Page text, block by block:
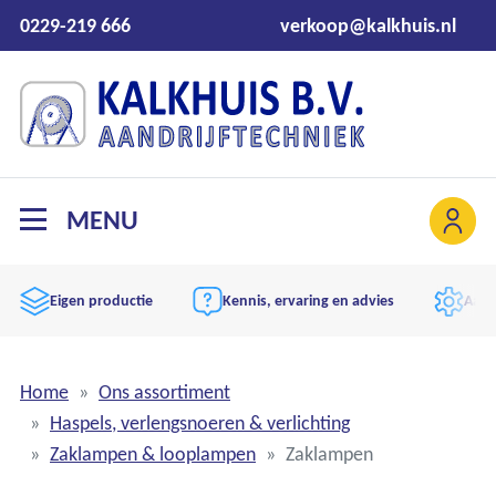
0229-219 666 verkoop@kalkhuis.nl
MENU
Eigen productie Kennis, ervaring en advies
Home
Ons assortiment
Haspels, verlengsnoeren & verlichting
Zaklampen & looplampen
Zaklampen